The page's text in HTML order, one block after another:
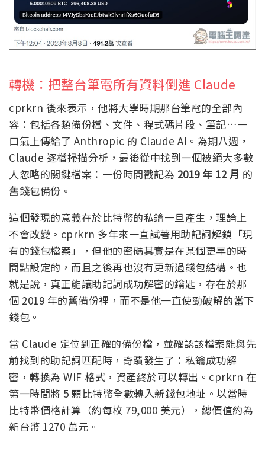
轉機：把整台筆電所有資料倒進 Claude
cprkrn 後來表示，他將大學時期那台筆電的全部內
容：包括各類備份檔、文件、程式碼片段、筆記…一
口氣上傳給了 Anthropic 的 Claude AI。為期八週，
Claude 逐檔掃描分析，最後從中找到一個被絕大多數
人忽略的關鍵檔案：一份時間戳記為 2019 年 12 月 的
舊錢包備份。
這個發現的意義在於比特幣的私鑰一旦產生，理論上
不會改變。cprkrn 多年來一直試著用助記詞解鎖「現
有的錢包檔案」，但他的密碼其實是在某個更早的時
間點設定的，而且之後再也沒有更新過錢包結構。也
就是說，真正能讓助記詞成功解密的鑰匙，存在於那
個 2019 年的舊備份裡，而不是他一直使勁破解的當下
錢包。
當 Claude 定位到正確的備份檔，並確認該檔案能與先
前找到的助記詞匹配時，奇蹟發生了：私鑰成功解
密，轉換為 WIF 格式，資產終於可以轉出。cprkrn 在
第一時間將 5 顆比特幣全數轉入新錢包地址。以當時
比特幣價格計算（約每枚 79,000 美元），總價值約為
新台幣 1270 萬元。